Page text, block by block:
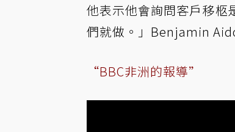
他表示他會詢問客戶移柩
們就做。」Benjamin
“BBC非洲的報導”